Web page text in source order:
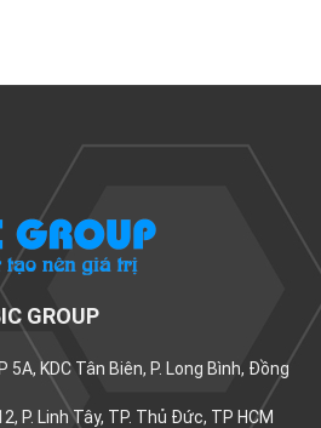
GROUP
5A, KDC Tân Biên, P. Long Bình, Đồng
P. Linh Tây, TP. Thủ Đức, TP HCM